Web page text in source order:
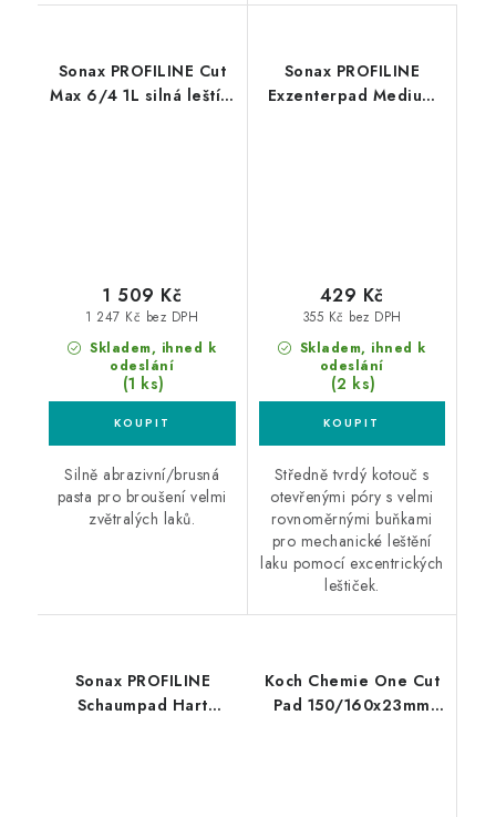
Sonax PROFILINE Cut
Max 6/4 1L silná leštící
Skladem, ihned k
odeslání
(1 ks)
1 247 Kč bez DPH
1 509 Kč
Silně abrazivní/brusná
pasta pro broušení velmi
zvětralých laků.
Sonax PROFILINE
Exzenterpad Medium
Skladem, ihned k
odeslání
(2 ks)
355 Kč bez DPH
429 Kč
Středně tvrdý kotouč s
otevřenými póry s velmi
rovnoměrnými buňkami
pro mechanické leštění
laku pomocí excentrických
leštiček.
Sonax PROFILINE
Schaumpad Hart
Koch Chemie One Cut
Pad 150/160x23mm